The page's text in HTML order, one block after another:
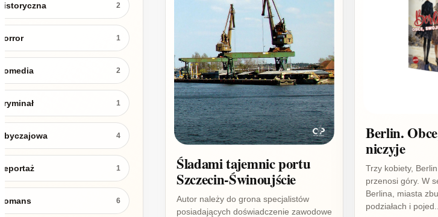
2
1
2
1
4
1
6
Śladami tajemnic portu
Szczecin-Świnoujście
Autor należy do grona specjalistów
posiadających doświadczenie zawodowe
Berlin.
niczyje
Trzy kobiety,
przenosi góry. W
Berlina, miasta
podziałach i pojed...